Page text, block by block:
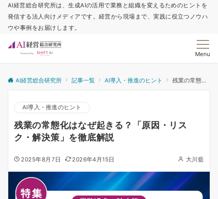
AI経営総合研究所は、生成AIの活用で業務と組織を変えるためのヒントを
発信する法人向けメディアです。経営から現場まで、実践に役立つノウハ
ウや事例をお届けします。
Menu
AI経営総合研究所 記事一覧 AI導入・推進のヒント 残業の常態化はなぜ起きる？「原因・リスク・解決策」を徹底解説
AI導入・推進のヒント
残業の常態化はなぜ起きる？「原因・リス
ク・解決策」を徹底解説
2025年8月7日 2026年4月15日 大川藍